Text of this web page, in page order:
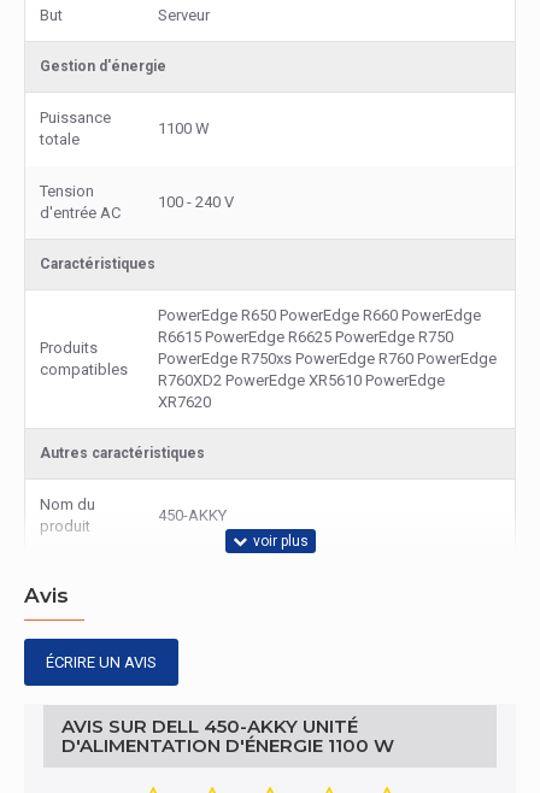
But Serveur
Gestion d'énergie
Puissance
totale
1100 W
Tension
d'entrée AC
100 - 240 V
Caractéristiques
Produits
compatibles
PowerEdge R650 PowerEdge R660 PowerEdge
R6615 PowerEdge R6625 PowerEdge R750
PowerEdge R750xs PowerEdge R760 PowerEdge
R760XD2 PowerEdge XR5610 PowerEdge
XR7620
Autres caractéristiques
Nom du
produit
450-AKKY
Avis
ÉCRIRE UN AVIS
AVIS SUR DELL 450-AKKY UNITÉ
D'ALIMENTATION D'ÉNERGIE 1100 W